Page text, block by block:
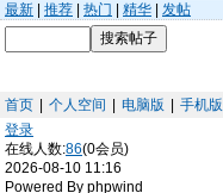
最新
推荐 热门 精华 发帖
首页
个人空间 电脑版
手机版
登录
在线人数:86(0会员)
2026-08-10 11:16
Powered By phpwind